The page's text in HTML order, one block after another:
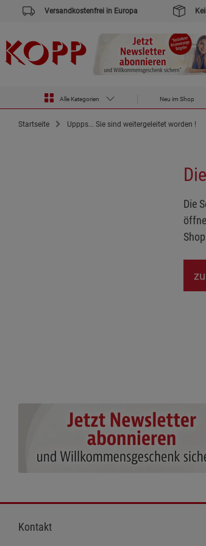
Versandkostenfrei in Europa
Alle Kategorien Neu im Shop
Startseite Uppps... Sie sind weitergeleitet worden !
Die
Kontakt